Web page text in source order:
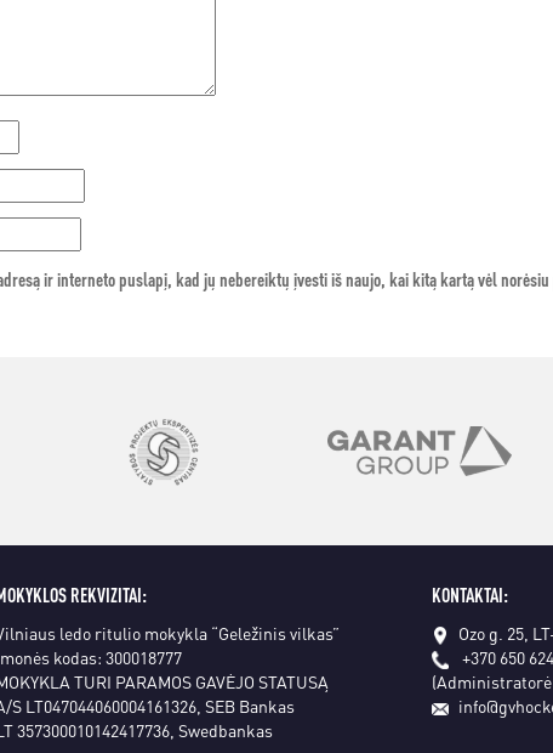
ir interneto puslapį, kad jų nebereiktų įvesti iš naujo, kai kitą kartą vėl
REKVIZITAI:
ledo ritulio mokykla “Geležinis vilkas”
kodas: 300018777
TURI PARAMOS GAVĖJO STATUSĄ
S LT047044060004161326, SEB Bankas
357300010142417736, Swedbankas
KONTAKTAI:
Ozo g. 25,
+370 650
(Administratorė